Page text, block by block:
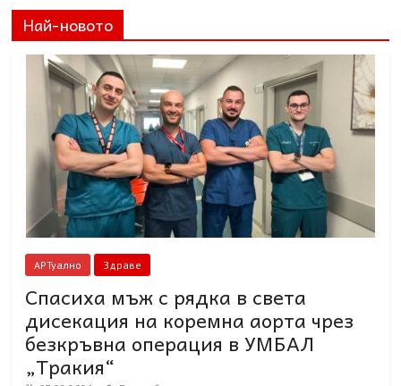
Най-новото
АРТуално Здраве
Спасиха мъж с рядка в света
дисекация на коремна аорта чрез
безкръвна операция в УМБАЛ
„Тракия“